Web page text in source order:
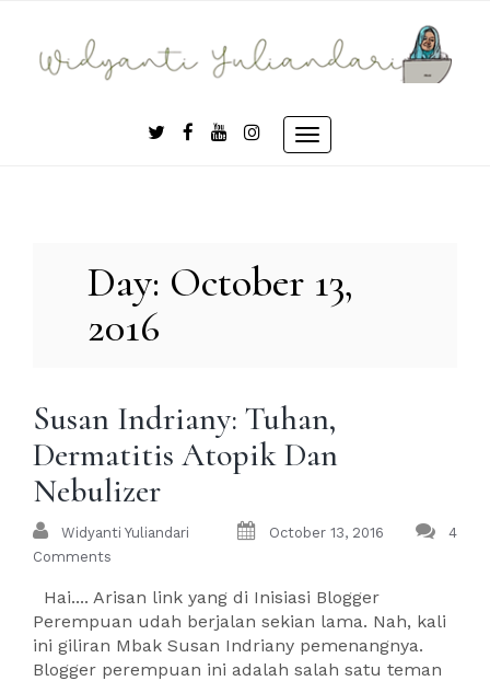
content
Toggle
Day: October 13,
2016
Susan Indriany: Tuhan,
Dermatitis Atopik Dan
Nebulizer
Widyanti Yuliandari October 13, 2016
4
Comments
Hai.... Arisan link yang di Inisiasi Blogger
Perempuan udah berjalan sekian lama. Nah, kali
ini giliran Mbak Susan Indriany pemenangnya.
Blogger perempuan ini adalah salah satu teman